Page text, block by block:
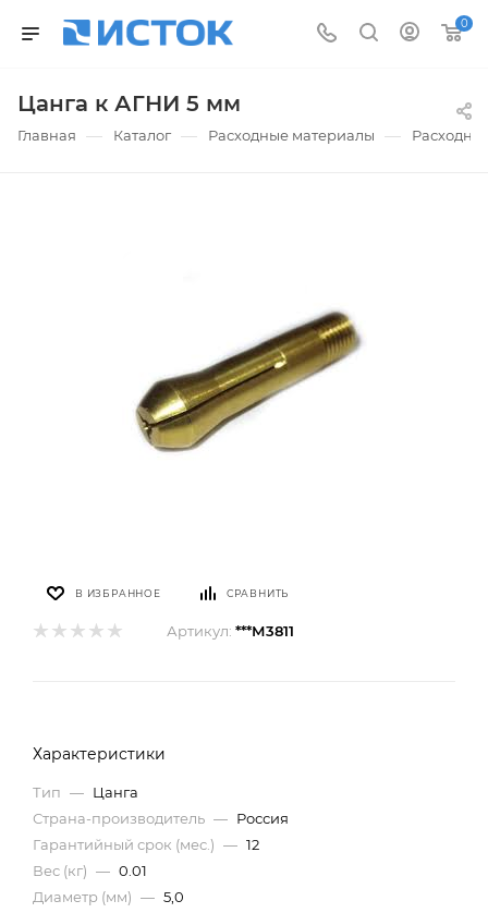
0
Цанга к АГНИ 5 мм
Главная — Каталог — Расходные материалы —
В ИЗБРАННОЕ СРАВНИТЬ
Артикул: ***М3811
Характеристики
Тип — Цанга
Страна-производитель — Россия
Гарантийный срок (мес.) — 12
Вес (кг) — 0.01
Диаметр (мм) — 5,0